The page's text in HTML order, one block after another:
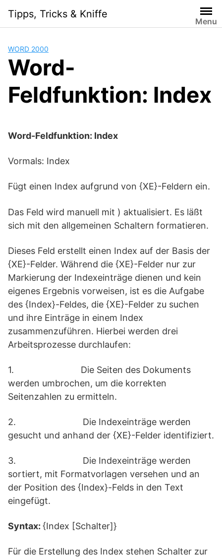
content
Tipps, Tricks & Kniffe
Menu
WORD 2000
Word-
Feldfunktion: Index
Word-Feldfunktion: Index
Vormals: Index
Fügt einen Index aufgrund von {XE}-Feldern ein.
Das Feld wird manuell mit ) aktualisiert. Es läßt
sich mit den allgemeinen Schaltern formatieren.
Dieses Feld erstellt einen Index auf der Basis der
{XE}-Felder. Während die {XE}-Felder nur zur
Markierung der Indexeinträge dienen und kein
eigenes Ergebnis vorweisen, ist es die Aufgabe
des {Index}-Feldes, die {XE}-Felder zu suchen
und ihre Einträge in einem Index
zusammenzuführen. Hierbei werden drei
Arbeitsprozesse durchlaufen:
1. Die Seiten des Dokuments
werden umbrochen, um die korrekten
Seitenzahlen zu ermitteln.
2. Die Indexeinträge werden
gesucht und anhand der {XE}-Felder identifiziert.
3. Die Indexeinträge werden
sortiert, mit Formatvorlagen versehen und an
der Position des {Index}-Felds in den Text
eingefügt.
Syntax: {Index [Schalter]}
Für die Erstellung des Index stehen Schalter zur